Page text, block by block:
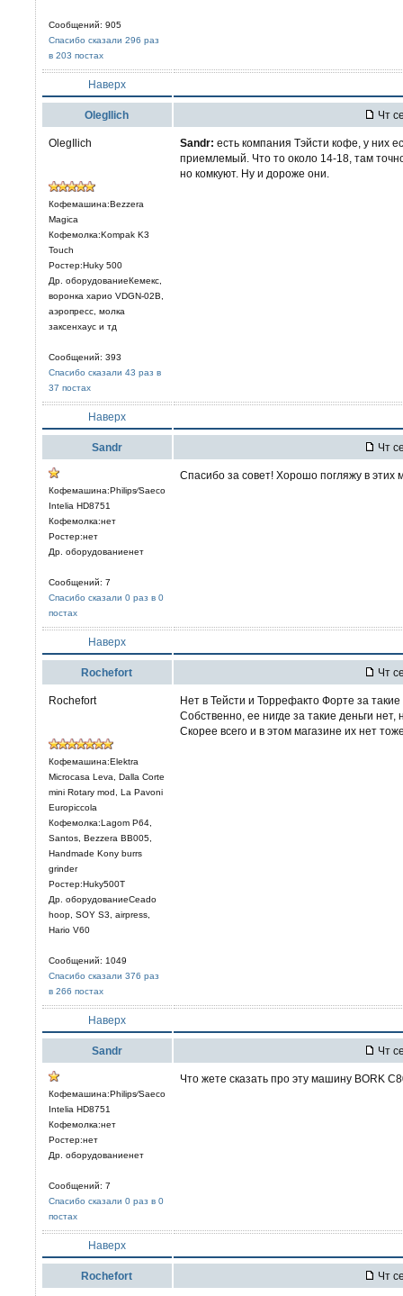
Сообщений: 905
Спасибо сказали 296 раз
в 203 постах
Наверх
OlegIlich Чт
OlegIlich
Кофемашина:Bezzera
Magica
Кофемолка:Kompak K3
Touch
Ростер:Huky 500
Др. оборудованиеКемекс,
воронка харио VDGN-02B,
аэропресс, молка
заксенхаус и тд
Сообщений: 393
Спасибо сказали 43 раз в
37 постах
Sandr: есть компания Тэйсти кофе, у них
приемлемый. Что то около 14-18, там
но комкуют. Ну и дороже они.
Наверх
Sandr Чт
Кофемашина:Philips⁄Saeco
Intelia HD8751
Кофемолка:нет
Ростер:нет
Др. оборудованиенет
Сообщений: 7
Спасибо сказали 0 раз в 0
постах
Спасибо за совет! Хорошо погляжу в этих
Наверх
Rochefort Чт
Rochefort
Кофемашина:Elektra
Microcasa Leva, Dalla Corte
mini Rotary mod, La Pavoni
Europiccola
Кофемолка:Lagom P64,
Santos, Bezzera BB005,
Handmade Kony burrs
grinder
Ростер:Huky500T
Др. оборудованиеCeado
hoop, SOY S3, airpress,
Hario V60
Сообщений: 1049
Спасибо сказали 376 раз
в 266 постах
Нет в Тейсти и Торрефакто Форте за такие
Собственно, ее нигде за такие деньги
Скорее всего и в этом магазине их нет
Наверх
Sandr Чт
Кофемашина:Philips⁄Saeco
Intelia HD8751
Кофемолка:нет
Ростер:нет
Др. оборудованиенет
Сообщений: 7
Спасибо сказали 0 раз в 0
постах
Что жете сказать про эту машину BORK
Наверх
Rochefort Чт